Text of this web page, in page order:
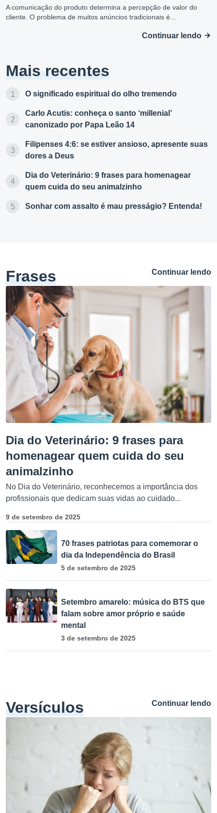
A comunicação do produto determina a percepção de valor do
cliente. O problema de muitos anúncios tradicionais é...
Continuar lendo
Mais recentes
O significado espiritual do olho tremendo
Carlo Acutis: conheça o santo ‘millenial’
canonizado por Papa Leão 14
Filipenses 4:6: se estiver ansioso, apresente suas
dores a Deus
Dia do Veterinário: 9 frases para homenagear
quem cuida do seu animalzinho
Sonhar com assalto é mau presságio? Entenda!
Frases Continuar lendo
Dia do Veterinário: 9 frases para
homenagear quem cuida do seu
animalzinho
No Dia do Veterinário, reconhecemos a importância dos
profissionais que dedicam suas vidas ao cuidado...
9 de setembro de 2025
70 frases patriotas para comemorar o
dia da Independência do Brasil
5 de setembro de 2025
Setembro amarelo: música do BTS que
falam sobre amor próprio e saúde
mental
3 de setembro de 2025
Versículos Continuar lendo